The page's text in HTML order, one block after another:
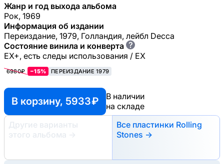
Жанр и год выхода альбома
Рок, 1969
Информация об издании
Переиздание, 1979, Голландия, лейбл Decca
Состояние винила и конверта ?
EX+, есть следы использования / EX
6980₽ −15% ПЕРЕИЗДАНИЕ 1979
В корзину, 5933 ₽
В наличии
на складе
Другие варианты
этого альбома
→
Все пластинки Rolling
Stones →